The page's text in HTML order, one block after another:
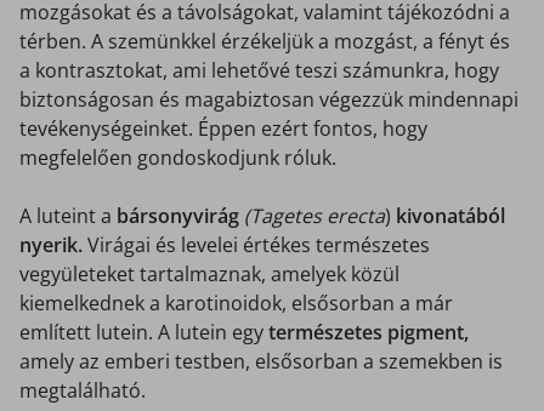
mozgásokat és a távolságokat, valamint tájékozódni a
térben. A szemünkkel érzékeljük a mozgást, a fényt és
a kontrasztokat, ami lehetővé teszi számunkra, hogy
biztonságosan és magabiztosan végezzük mindennapi
tevékenységeinket. Éppen ezért fontos, hogy
megfelelően gondoskodjunk róluk.
A luteint a bársonyvirág (Tagetes erecta) kivonatából
nyerik.Virágai és levelei értékes természetes
vegyületeket tartalmaznak, amelyek közül
kiemelkednek a karotinoidok, elsősorban a már
említett lutein. A lutein egytermészetes pigment,
amely az emberi testben, elsősorban a szemekben is
megtalálható.